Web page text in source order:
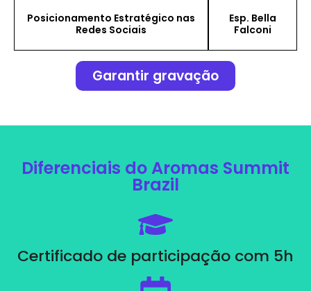
Posicionamento Estratégico nas
Redes Sociais
Esp. Bella
Falconi
Garantir gravação
Diferenciais do Aromas Summit
Brazil
Certificado de participação com 5h